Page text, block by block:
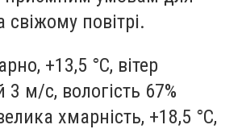
свіжому повітрі.
+13,5 °С, вітер
3 м/с, вологість 67%
хмарність, +18,5 °С,